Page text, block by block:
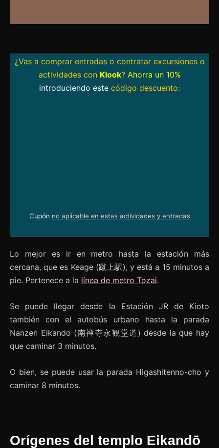
¿Vas a comprar entradas o contratar excursiones o
actividades con Klook? Ahorra un 10%
introduciendo este código descuento:
Cupón no aplicable en estas actividades y entradas
Lo mejor es ir en metro hasta la estación más
cercana, que es Keage (蹴上駅), y está a 15 minutos a
pie. Pertenece a la línea de metro Tozai.
Se puede llegar desde la Estación JR de Kioto
también con el autobús urbano hasta la parada
Nanzen Eikando (南禅寺永観堂道) desde la que hay
que caminar 3 minutos.
O bien, se puede usar la parada Higashitenno-cho y
caminar 8 minutos.
Orígenes del templo Eikandō